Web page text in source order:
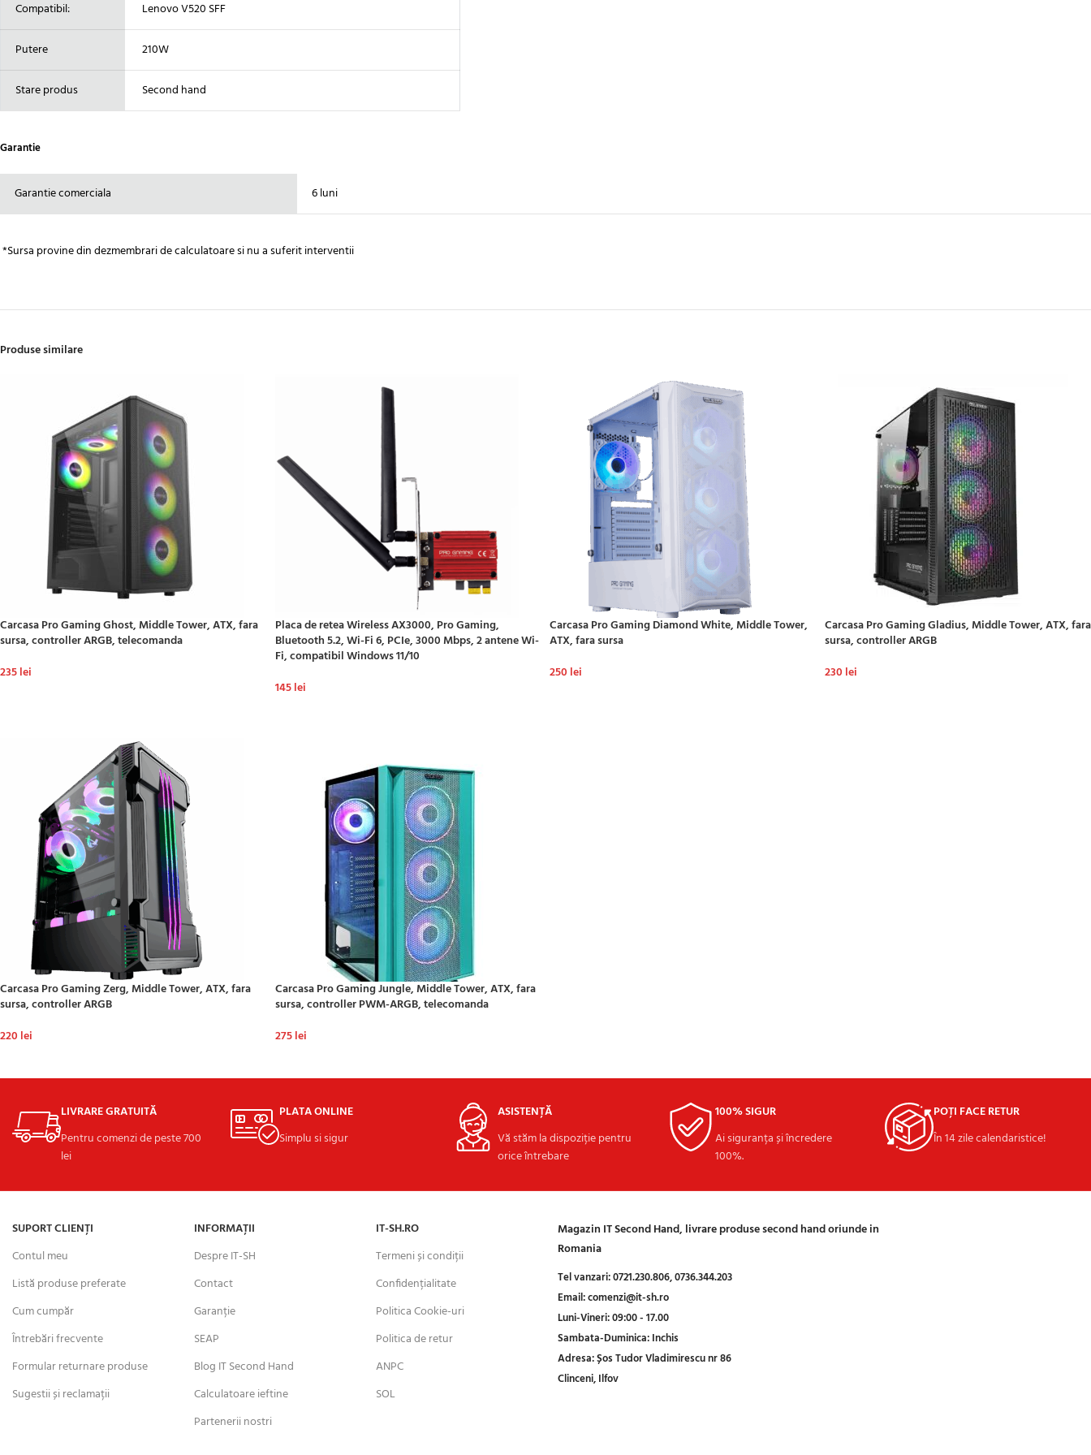
Compatibil: Lenovo V520 SFF
Putere 210W
Stare produs Second hand
Garantie
Garantie comerciala 6 luni
*Sursa provine din dezmembrari de calculatoare si nu a suferit interventii
Produse similare
Carcasa Pro Gaming Ghost, Middle Tower, ATX, fara
sursa, controller ARGB, telecomanda
235lei
Placa de retea Wireless AX3000, Pro Gaming,
Bluetooth 5.2, Wi-Fi 6, PCIe, 3000 Mbps, 2 antene Wi-
Fi, compatibil Windows 11/10
145lei
Carcasa Pro Gaming Diamond White, Middle Tower,
ATX, fara sursa
250 lei
Carcasa Pro Gaming Gladius, Middle Tower, ATX, fara
sursa, controller ARGB
230 lei
Carcasa Pro Gaming Zerg, Middle Tower, ATX, fara
sursa, controller ARGB
220 lei
Carcasa Pro Gaming Jungle, Middle Tower, ATX, fara
sursa, controller PWM-ARGB, telecomanda
275lei
LIVRARE GRATUITĂ
Pentru comenzi de peste 700
lei
PLATA ONLINE
Simplu si sigur
ASISTENȚĂ
Vă stăm la dispoziție pentru
orice întrebare
100% SIGUR
Ai siguranța și încredere
100%.
POȚI FACE RETUR
În 14 zile calendaristice!
SUPORT CLIENȚI
Contul meu
Listă produse preferate
Cum cumpăr
Întrebări frecvente
Formular returnare produse
Sugestii și reclamații
INFORMAȚII
Despre IT-SH
Contact
Garanție
SEAP
Blog IT Second Hand
Calculatoare ieftine
Partenerii nostri
IT-SH.RO
Termeni și condiții
Confidențialitate
Politica Cookie-uri
Politica de retur
ANPC
SOL
Magazin IT Second Hand, livrare produse second hand oriunde in
Romania
Tel vanzari:0721.230.806,0736.344.203
Email:comenzi@it-sh.ro
Luni-Vineri:09:00 - 17.00
Sambata-Duminica:Inchis
Adresa:Șos Tudor Vladimirescu nr 86
Clinceni, Ilfov